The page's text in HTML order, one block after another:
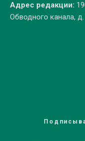
Адрес редакции:
Обводного канала,